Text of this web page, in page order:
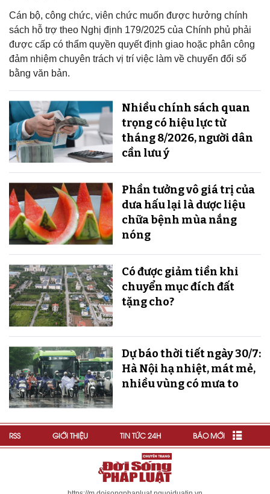
Cán bộ, công chức, viên chức muốn được hưởng chính
sách hỗ trợ theo Nghị định 179/2025 của Chính phủ phải
được cấp có thẩm quyền quyết định giao hoặc phân công
đảm nhiệm chuyên trách vị trí việc làm về chuyển đổi số
bằng văn bản.
Nhiều chính sách quan
trọng có hiệu lực từ
tháng 8/2026, người dân
cần lưu ý
Phần tưởng vô giá trị của
dưa hấu lại là dược liệu
chữa bệnh mùa nắng
nóng
Có được giảm tiền khi
chuyển mục đích đất
tặng cho?
Dự báo thời tiết ngày 30/7:
Hà Nội hạ nhiệt, mát mẻ,
nhiều vùng có mưa to
RSS GIỚI THIỆU TIN TỨC 24H BÁO MỚI